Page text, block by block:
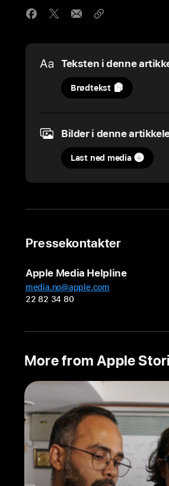
Media
Teksten i denne
mai
2024
Apple-
tilskuddsmottakeren
å
vare
på
bruker
nyskapende
og
klimabestandige
teknologi
for
å
samle
Brødtekst
Bilder i denne
Last ned media
Pressekontakter
Apple Media Helpline
media.no@apple.com
22 82 34 80
More from Apple